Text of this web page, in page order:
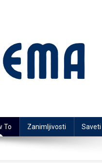
To Zanimljivosti Saveti